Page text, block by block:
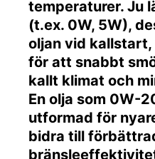
temperaturer. Ju
(t.ex. 0W, 5W),
oljan vid
för att snabbt
kallt klimat och
En olja som 0W-
utformad för
bidra till